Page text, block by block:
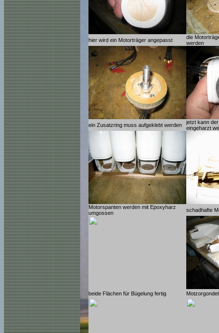
hier wird ein Motorträger angepasst
die
werden
ein Zusatzring muss aufgeklebt werden
jetzt kann
eingeharzt
Motorspanten werden mit Epoxyharz
umgossen
schadhafte
beide Flächen für Bügelung fertig